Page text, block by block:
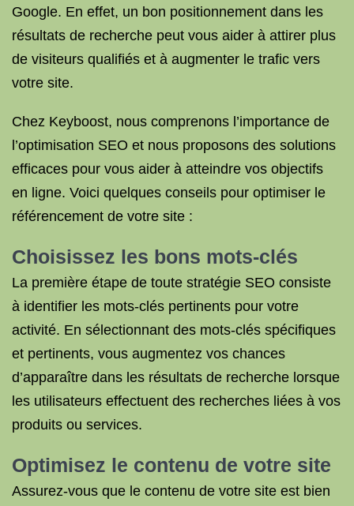
Google. En effet, un bon positionnement dans les
résultats de recherche peut vous aider à attirer plus
de visiteurs qualifiés et à augmenter le trafic vers
votre site.
Chez Keyboost, nous comprenons l’importance de
l’optimisation SEO et nous proposons des solutions
efficaces pour vous aider à atteindre vos objectifs
en ligne. Voici quelques conseils pour optimiser le
référencement de votre site :
Choisissez les bons mots-clés
La première étape de toute stratégie SEO consiste
à identifier les mots-clés pertinents pour votre
activité. En sélectionnant des mots-clés spécifiques
et pertinents, vous augmentez vos chances
d’apparaître dans les résultats de recherche lorsque
les utilisateurs effectuent des recherches liées à vos
produits ou services.
Optimisez le contenu de votre site
Assurez-vous que le contenu de votre site est bien